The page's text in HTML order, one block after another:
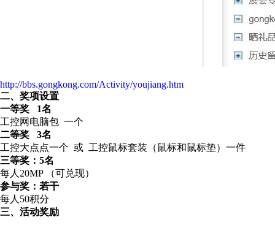
http://bbs.gongkong.com/Activity/youjiang.htm
二、奖项设置
一等奖 1名
工控网电脑包 一个
二等奖 3名
工控大点点一个 或 工控鼠标套装（鼠标和鼠标垫）一件
三等奖：5名
每人20MP （可兑现）
参与奖：若干
每人50积分
三、活动奖励